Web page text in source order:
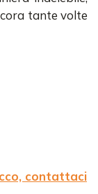
tante volte
contattaci